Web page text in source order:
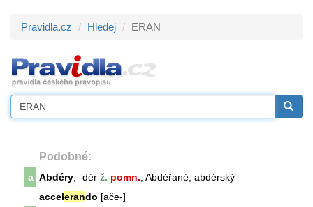
Pravidla.cz Hledej ERAN
Podobné:
a Abdéry , -dér ž. pomn.; Abdéřané, abdérský
accelerando [ače-]